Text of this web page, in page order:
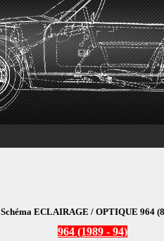
Schéma ECLAIRAGE / OPTIQUE 964
964 (1989 - 94)